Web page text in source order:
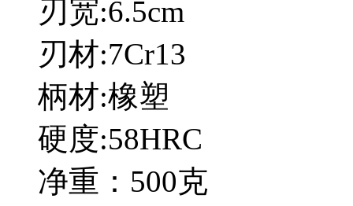
刃宽:6.5cm
刃材:7Cr13
柄材:橡塑
硬度:58HRC
净重：500克